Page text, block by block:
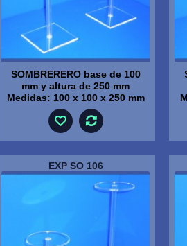
SOMBRERERO base de 100
mm y altura de 250 mm
Medidas: 100 x 100 x 250 mm
EXP SO 106